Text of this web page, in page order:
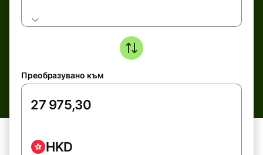
Преобразувано към
HKD